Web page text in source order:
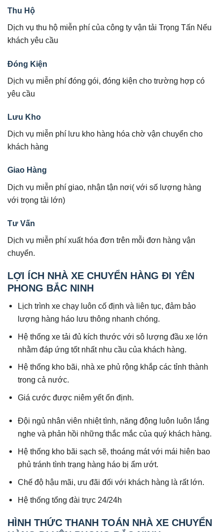
Thu Hộ
Dịch vụ thu hộ miễn phí của công ty vận tải Trọng Tấn Nếu
khách yêu cầu
Đóng Kiện
Dịch vụ miễn phí đóng gói, đóng kiện cho trường hợp có
yêu cầu
Lưu Kho
Dịch vụ miễn phí lưu kho hàng hóa chờ vận chuyển cho
khách hàng
Giao Hàng
Dịch vụ miễn phí giao, nhận tận nơi( với số lượng hàng
với trọng tải lớn)
Tư Vấn
Dịch vụ miễn phí xuất hóa đơn trên mỗi đơn hàng vận
chuyển.
LỢI ÍCH NHÀ XE CHUYỂN HÀNG ĐI YÊN
PHONG BẮC NINH
Lịch trình xe chạy luôn cố định và liên tục, đảm bảo
lượng hàng háo lưu thông nhanh chóng.
Hệ thống xe tải đủ kích thước với sô lượng đầu xe lớn
nhằm đáp ứng tốt nhất nhu cầu của khách hàng.
Hệ thống kho bãi, nhà xe phủ rộng khắp các tỉnh thành
trong cả nước.
Giá cước được niêm yết ổn định.
Đội ngủ nhân viên nhiệt tình, năng động luôn luôn lắng
nghe và phản hồi những thắc mắc của quý khách hàng.
Hệ thống kho bãi sạch sẽ, thoáng mát với mái hiên bao
phủ tránh tình trạng hàng háo bị ẩm ướt.
Chế độ hậu mãi, ưu đãi đối với khách hàng là rất lớn.
Hệ thống tổng đài trực 24/24h
HÌNH THỨC THANH TOÁN NHÀ XE CHUYỂN